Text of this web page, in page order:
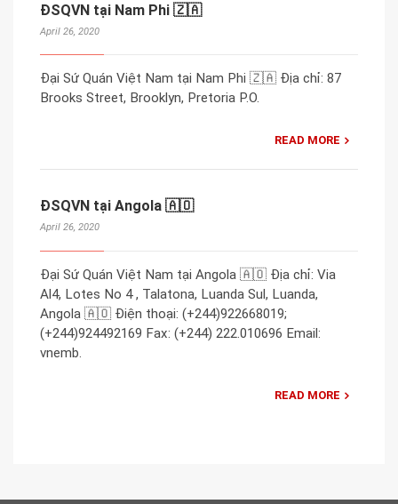
ĐSQVN tại Nam Phi 🇿🇦
April 26, 2020
Đại Sứ Quán Việt Nam tại Nam Phi 🇿🇦 Địa chỉ: 87
Brooks Street, Brooklyn, Pretoria P.O.
READ MORE
ĐSQVN tại Angola 🇦🇴
April 26, 2020
Đại Sứ Quán Việt Nam tại Angola 🇦🇴 Địa chỉ: Via
Al4, Lotes No 4 , Talatona, Luanda Sul, Luanda,
Angola 🇦🇴 Điện thoại: (+244)922668019;
(+244)924492169 Fax: (+244) 222.010696 Email:
vnemb.
READ MORE